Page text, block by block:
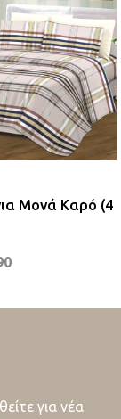
Μονά Καρό (4
για νέα